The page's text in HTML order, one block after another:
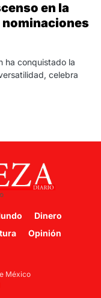
en la
ha conquistado la
celebra
Dinero
Opinión
México